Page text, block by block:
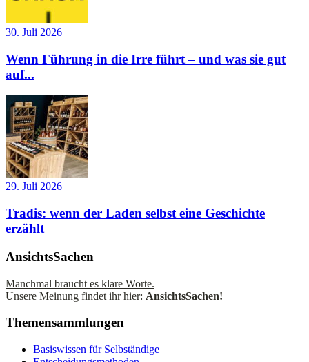
30. Juli 2026
Wenn Führung in die Irre führt – und was sie gut
auf...
29. Juli 2026
Tradis: wenn der Laden selbst eine Geschichte
erzählt
AnsichtsSachen
Manchmal braucht es klare Worte.
Unsere Meinung findet ihr hier: AnsichtsSachen!
Themensammlungen
Basiswissen für Selbständige